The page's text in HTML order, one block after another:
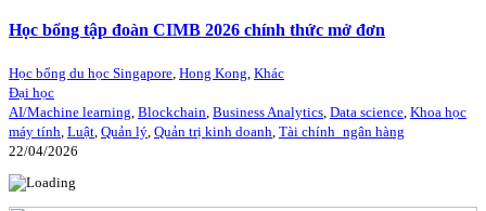
Học bổng tập đoàn CIMB 2026 chính thức mở đơn
Học bổng du học Singapore, Hong Kong, Khác
Đại học
AI/Machine learning, Blockchain, Business Analytics, Data science, Khoa học
máy tính, Luật, Quản lý, Quản trị kinh doanh, Tài chính_ngân hàng
22/04/2026